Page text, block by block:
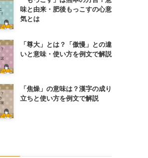
味と由来・肥後もっこすの心意
気とは
「尊大」とは？「傲慢」との違
いと意味・使い方を例文で解説
「焦燥」の意味は？漢字の成り
立ちと使い方を例文で解説